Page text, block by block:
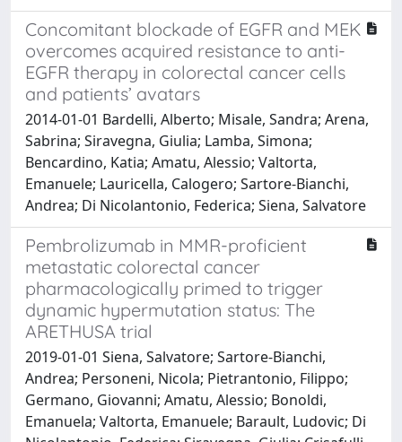
Concomitant blockade of EGFR and MEK
overcomes acquired resistance to anti-
EGFR therapy in colorectal cancer cells
and patients’ avatars
2014-01-01 Bardelli, Alberto; Misale, Sandra; Arena,
Sabrina; Siravegna, Giulia; Lamba, Simona;
Bencardino, Katia; Amatu, Alessio; Valtorta,
Emanuele; Lauricella, Calogero; Sartore-Bianchi,
Andrea; Di Nicolantonio, Federica; Siena, Salvatore
Pembrolizumab in MMR-proficient
metastatic colorectal cancer
pharmacologically primed to trigger
dynamic hypermutation status: The
ARETHUSA trial
2019-01-01 Siena, Salvatore; Sartore-Bianchi,
Andrea; Personeni, Nicola; Pietrantonio, Filippo;
Germano, Giovanni; Amatu, Alessio; Bonoldi,
Emanuela; Valtorta, Emanuele; Barault, Ludovic; Di